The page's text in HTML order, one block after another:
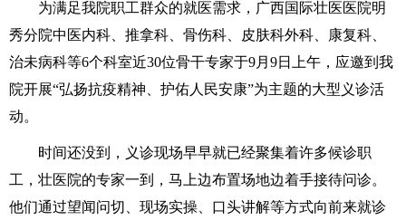
为满足我院职工群众的就医需求，广西国际壮医医院明
秀分院中医内科、推拿科、骨伤科、皮肤科外科、康复科、
治未病科等6个科室近30位骨干专家于9月9日上午，应邀到我
院开展“弘扬抗疫精神、护佑人民安康”为主题的大型义诊活
动。
时间还没到，义诊现场早早就已经聚集着许多候诊职
工，壮医院的专家一到，马上边布置场地边着手接待问诊。
他们通过望闻问切、现场实操、口头讲解等方式向前来就诊